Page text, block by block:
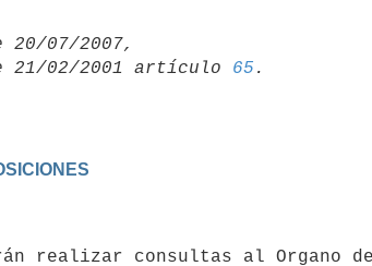
20/07/2007,
de 21/02/2001 artículo
65